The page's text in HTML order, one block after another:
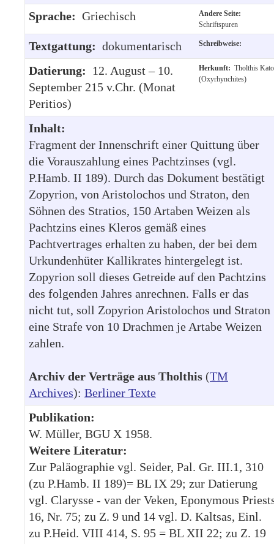
Sprache: Griechisch
Andere Seite:
Schriftspuren
Textgattung: dokumentarisch Schreibweise:
Datierung: 12. August – 10.
September 215 v.Chr. (Monat
Peritios)
Herkunft: Tholthis Kato
(Oxyrhynchites)
Inhalt:
Fragment der Innenschrift einer Quittung über
die Vorauszahlung eines Pachtzinses (vgl.
P.Hamb. II 189). Durch das Dokument bestätigt
Zopyrion, von Aristolochos und Straton, den
Söhnen des Stratios, 150 Artaben Weizen als
Pachtzins eines Kleros gemäß eines
Pachtvertrages erhalten zu haben, der bei dem
Urkundenhüter Kallikrates hintergelegt ist.
Zopyrion soll dieses Getreide auf den Pachtzins
des folgenden Jahres anrechnen. Falls er das
nicht tut, soll Zopyrion Aristolochos und Straton
eine Strafe von 10 Drachmen je Artabe Weizen
zahlen.
Archiv der Verträge aus Tholthis (TM
Archives): Berliner Texte
Publikation:
W. Müller, BGU X 1958.
Weitere Literatur:
Zur Paläographie vgl. Seider, Pal. Gr. III.1, 310
(zu P.Hamb. II 189)= BL IX 29; zur Datierung
vgl. Clarysse - van der Veken, Eponymous
16, Nr. 75; zu Z. 9 und 14 vgl. D. Kaltsas, Einl.
zu P.Heid. VIII 414, S. 95 = BL XII 22; zu Z. 19